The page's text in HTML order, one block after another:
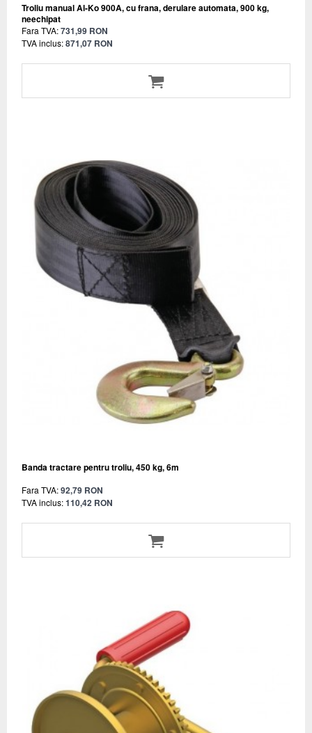
Troliu manual Al-Ko 900A, cu frana, derulare automata, 900 kg,
neechipat
Fara TVA:731,99 RON
TVA inclus:871,07 RON
Banda tractare pentru troliu, 450 kg, 6m
Fara TVA:92,79 RON
TVA inclus:110,42 RON